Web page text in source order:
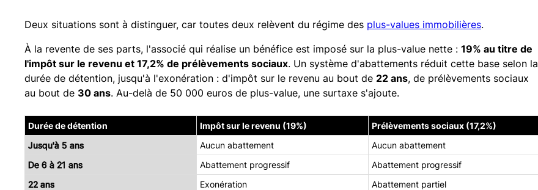
Deux situations sont à distinguer, car toutes deux relèvent du régime des plus-values immobilières.
À la revente de ses parts, l'associé qui réalise un bénéfice est imposé sur la plus-value nette : 19% au titre de
l'impôt sur le revenu et 17,2% de prélèvements sociaux. Un système d'abattements réduit cette base selon la
durée de détention, jusqu'à l'exonération : d'impôt sur le revenu au bout de 22 ans, de prélèvements sociaux
au bout de 30 ans. Au-delà de 50 000 euros de plus-value, une surtaxe s'ajoute.
Durée de détention Impôt sur le revenu (19%)
Prélèvements sociaux (17,2%)
Jusqu'à 5 ans
Aucun abattement
Aucun abattement
De 6 à 21 ans
Abattement progressif
Abattement progressif
22 ans
Exonération
Abattement partiel